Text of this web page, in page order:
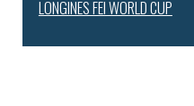
LONGINES FEI WORLD CUP